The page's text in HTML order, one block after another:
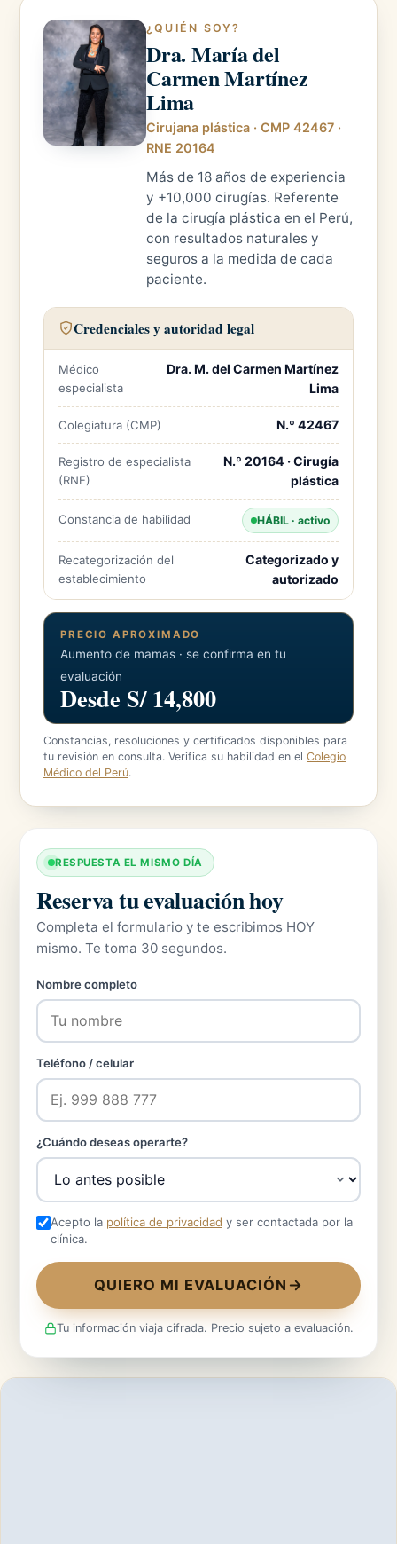
¿QUIÉN SOY?
Dra. María del
Carmen Martínez
Lima
Cirujana plástica · CMP 42467 ·
RNE 20164
Más de 18 años de experiencia
y +10,000 cirugías. Referente
de la cirugía plástica en el Perú,
con resultados naturales y
seguros a la medida de cada
paciente.
Credenciales y autoridad legal
Médico
especialista
Dra. M. del Carmen Martínez
Lima
Colegiatura (CMP) N.º 42467
Registro de especialista
(RNE)
N.º 20164 · Cirugía
plástica
Constancia de habilidad HÁBIL · activo
Recategorización del
establecimiento
Categorizado y
autorizado
PRECIO APROXIMADO
Aumento de mamas · se confirma en tu
evaluación
Desde S/ 14,800
Constancias, resoluciones y certificados disponibles para
tu revisión en consulta. Verifica su habilidad en el Colegio
Médico del Perú.
RESPUESTA EL MISMO DÍA
Reserva tu evaluación hoy
Completa el formulario y te escribimos HOY
mismo. Te toma 30 segundos.
Nombre completo
Teléfono / celular
¿Cuándo deseas operarte?
Acepto la política de privacidad y ser contactada por la
clínica.
QUIERO MI EVALUACIÓN
Tu información viaja cifrada. Precio sujeto a evaluación.